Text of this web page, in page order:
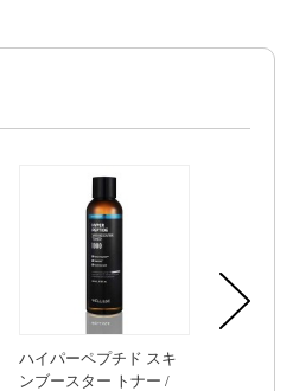
ハイパーペプチド スキ
ンブースター トナー /